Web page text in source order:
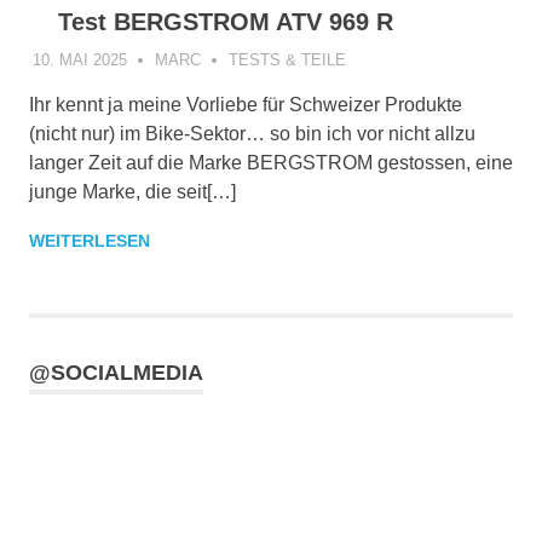
Test BERGSTROM ATV 969 R
10. MAI 2025 MARC TESTS & TEILE
Ihr kennt ja meine Vorliebe für Schweizer Produkte
(nicht nur) im Bike-Sektor… so bin ich vor nicht allzu
langer Zeit auf die Marke BERGSTROM gestossen, eine
junge Marke, die seit[…]
WEITERLESEN
@SOCIALMEDIA